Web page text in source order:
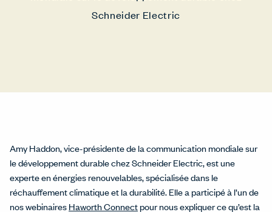
Schneider Electric
Amy Haddon, vice-présidente de la communication mondiale sur
le développement durable chez Schneider Electric, est une
experte en énergies renouvelables, spécialisée dans le
réchauffement climatique et la durabilité. Elle a participé à l’un de
nos webinairesHaworth Connectpour nous expliquer ce qu’est la